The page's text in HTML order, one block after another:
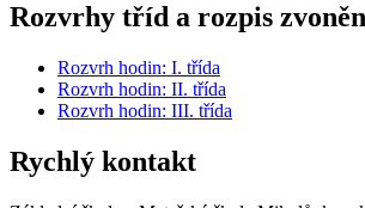
Rozvrhy tříd a rozpis
Rozvrh hodin: I. třída
Rozvrh hodin: II. třída
Rozvrh hodin: III. třída
Rychlý kontakt